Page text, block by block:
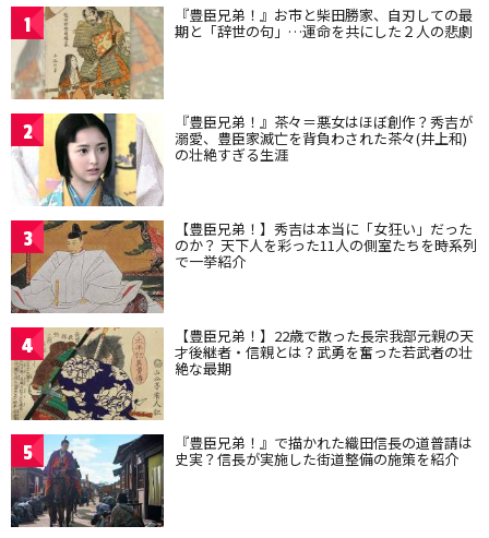
1 『豊臣兄弟！』お市と柴田勝家、自刃しての最
期と「辞世の句」…運命を共にした２人の悲劇
2 『豊臣兄弟！』茶々＝悪女はほぼ創作？秀吉が
溺愛、豊臣家滅亡を背負わされた茶々(井上和)
の壮絶すぎる生涯
3 【豊臣兄弟！】秀吉は本当に「女狂い」だった
のか？ 天下人を彩った11人の側室たちを時系列
で一挙紹介
4 【豊臣兄弟！】22歳で散った長宗我部元親の天
才後継者・信親とは？武勇を奮った若武者の壮
絶な最期
5 『豊臣兄弟！』で描かれた織田信長の道普請は
史実？信長が実施した街道整備の施策を紹介